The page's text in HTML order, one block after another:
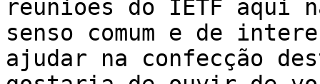
reuniões do IETF aqui
senso comum e de
ajudar na confecção